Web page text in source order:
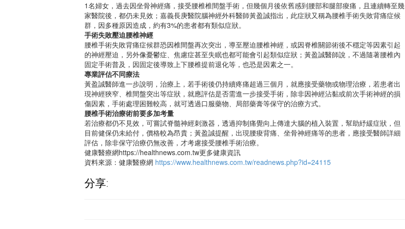
1名婦女，過去因坐骨神經痛，接受腰椎椎間盤手術，但幾個月後依舊感到腰部和腿部痠痛，且連續轉至幾
家醫院後，都仍未見效；嘉義長庚醫院腦神經外科醫師黃盈誠指出，此症狀又稱為腰椎手術失敗背痛症候
群，因多種原因造成，約有3%的患者都有類似症狀。
手術失敗壓迫腰椎神經
腰椎手術失敗背痛症候群恐因椎間盤再次突出，導至壓迫腰椎神經，或因脊椎關節術後不穩定等因素引起
的神經壓迫，另外像憂鬱症、焦慮症甚至失眠也都可能會引起類似症狀；黃盈誠醫師說，不過隨著腰椎內
固定手術普及，因固定後導致上下腰椎提前退化等，也恐是因素之一。
專業評估不同療法
黃盈誠醫師進一步說明，治療上，若手術後仍持續疼痛超過三個月，就應接受藥物或物理治療，若患者出
現神經狹窄、椎間盤突出等症狀，就應評估是否需進一步接受手術，除非因神經沾黏或前次手術神經的損
傷因素，手術處理困難較高，就可透過口服藥物、局部藥膏等保守的治療方式。
腰椎手術治療術前要多加考量
若治療都仍不見效，可嘗試脊髓神經刺激器，透過抑制痛覺向上傳達大腦的植入裝置，幫助紓緩症狀，但
目前健保仍未給付，價格較為昂貴；黃盈誠提醒，出現腰痠背痛、坐骨神經痛等的患者，應接受醫師詳細
評估，除非保守治療仍無改善，才考慮接受腰椎手術治療。
健康醫療網https://healthnews.com.tw更多健康資訊
資料來源：健康醫療網 https://www.healthnews.com.tw/readnews.php?id=24115
分享: